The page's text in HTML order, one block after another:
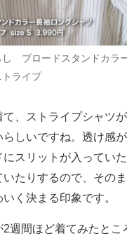
し ブロードスタンドカラ
ライプ
、ストライプシャツ
しいですね。透け感
にスリットが入ってい
いたりするので、その
く決まる印象です。
週間ほど着てみたとこ